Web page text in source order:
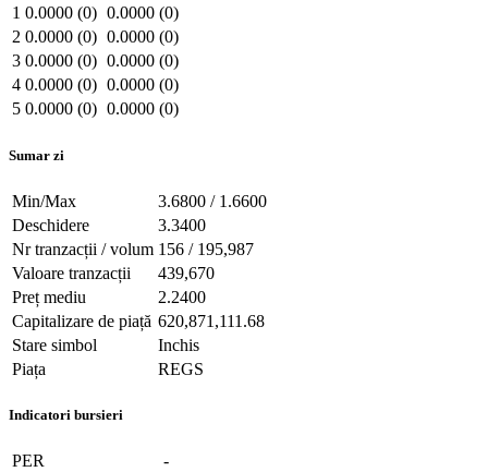
1 0.0000 (0) 0.0000 (0)
2 0.0000 (0) 0.0000 (0)
3 0.0000 (0) 0.0000 (0)
4 0.0000 (0) 0.0000 (0)
5 0.0000 (0) 0.0000 (0)
Sumar zi
Min/Max
3.6800 / 1.6600
Deschidere
3.3400
Nr tranzacții / volum 156 / 195,987
Valoare tranzacții
439,670
Preț mediu
2.2400
Capitalizare de piață 620,871,111.68
Stare simbol
Inchis
Piața
REGS
Indicatori bursieri
PER
-